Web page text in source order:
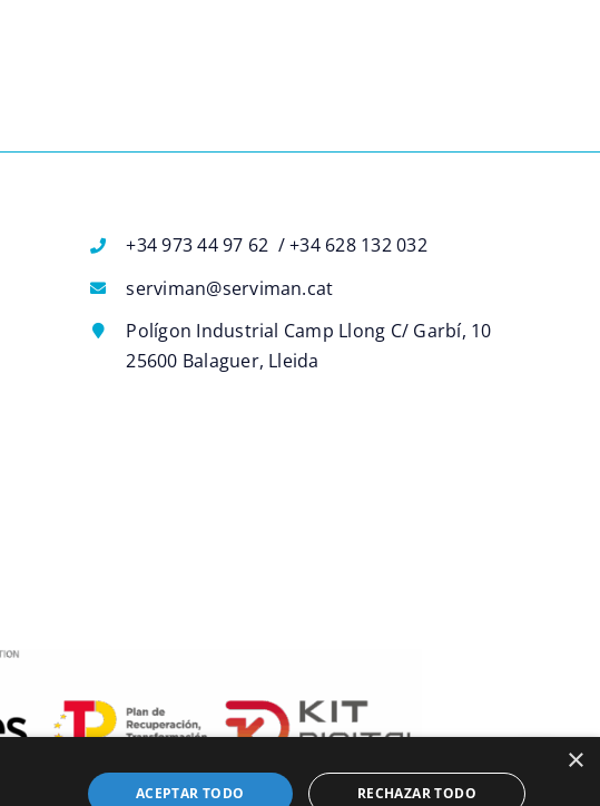
+34 973 44 97 62 / +34 628 132 032
serviman@serviman.cat
Polígon Industrial Camp Llong C/ Garbí, 10
25600 Balaguer, Lleida
×
ACEPTAR TODO RECHAZAR TODO